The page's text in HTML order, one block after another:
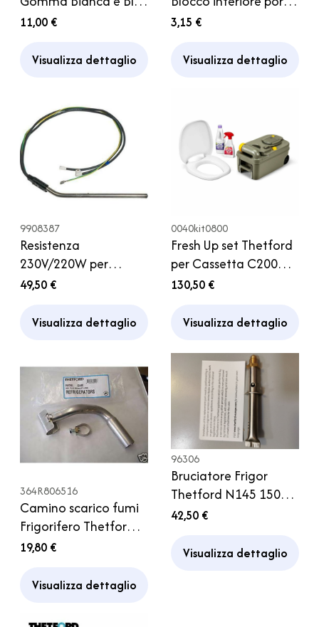
Frigorifero Thetford
11,00 €
Visualizza dettaglio
frigorifero Thetford
3,15 €
Visualizza dettaglio
9908387
Resistenza
230V/220W per
frigorifero Thetford
49,50 €
Visualizza dettaglio
0040kit0800
Fresh Up set Thetford
per Cassetta C200
con maniglia e ruote
130,50 €
Visualizza dettaglio
364R806516
Camino scarico fumi
Frigorifero Thetford
Camper Caravan
19,80 €
Visualizza dettaglio
96306
Bruciatore Frigor
Thetford N145 150
175 180 3141 3142
Camper
42,50 €
Visualizza dettaglio